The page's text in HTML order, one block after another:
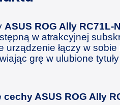
ASUS ROG Ally RC71L-
w atrakcyjnej
urządzenie łączy w
grę w ulubione
ASUS ROG Ally